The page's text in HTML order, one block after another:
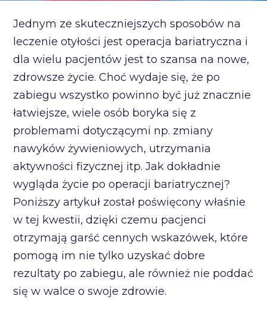
Jednym ze skuteczniejszych sposobów na
leczenie otyłości jest operacja bariatryczna i
dla wielu pacjentów jest to szansa na nowe,
zdrowsze życie. Choć wydaje się, że po
zabiegu wszystko powinno być już znacznie
łatwiejsze, wiele osób boryka się z
problemami dotyczącymi np. zmiany
nawyków żywieniowych, utrzymania
aktywności fizycznej itp. Jak dokładnie
wygląda życie po operacji bariatrycznej?
Poniższy artykuł został poświęcony właśnie
w tej kwestii, dzięki czemu pacjenci
otrzymają garść cennych wskazówek, które
pomogą im nie tylko uzyskać dobre
rezultaty po zabiegu, ale również nie poddać
się w walce o swoje zdrowie.